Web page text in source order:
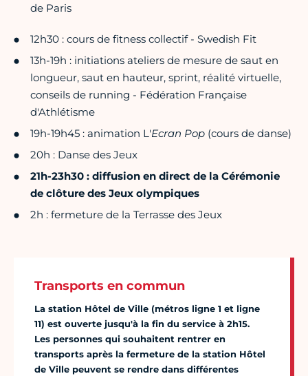
de Paris
12h30 : cours de fitness collectif - Swedish Fit
13h-19h : initiations ateliers de mesure de saut en
longueur, saut en hauteur, sprint, réalité virtuelle,
conseils de running - Fédération Française
d'Athlétisme
19h-19h45 : animation L'Ecran Pop (cours de danse)
20h : Danse des Jeux
21h-23h30 : diffusion en direct de la Cérémonie
de clôture des Jeux olympiques
2h : fermeture de la Terrasse des Jeux
Transports en commun
La station Hôtel de Ville (métros ligne 1 et ligne
11) est ouverte jusqu'à la fin du service à 2h15.
Les personnes qui souhaitent rentrer en
transports après la fermeture de la station Hôtel
de Ville peuvent se rendre dans différentes